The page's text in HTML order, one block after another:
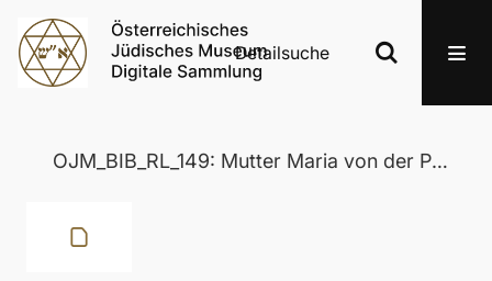
Detailsuche
OJM_BIB_RL_149: Mutter Maria von der Passion